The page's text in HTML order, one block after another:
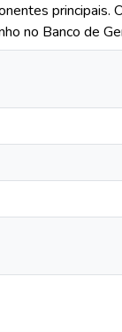
no Banco de